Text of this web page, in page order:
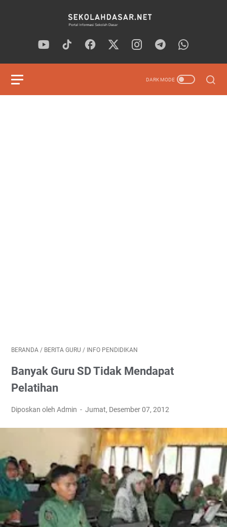
BERANDA / BERITA GURU / INFO PENDIDIKAN
Banyak Guru SD Tidak Mendapat
Pelatihan
Diposkan oleh Admin Jumat, Desember 07, 2012